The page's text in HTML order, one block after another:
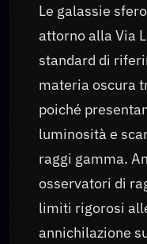
Le galassie
attorno alla Via
standard di
materia oscura
poiché
luminosità e
raggi gamma.
osservatori di
limiti rigorosi
annichilazione